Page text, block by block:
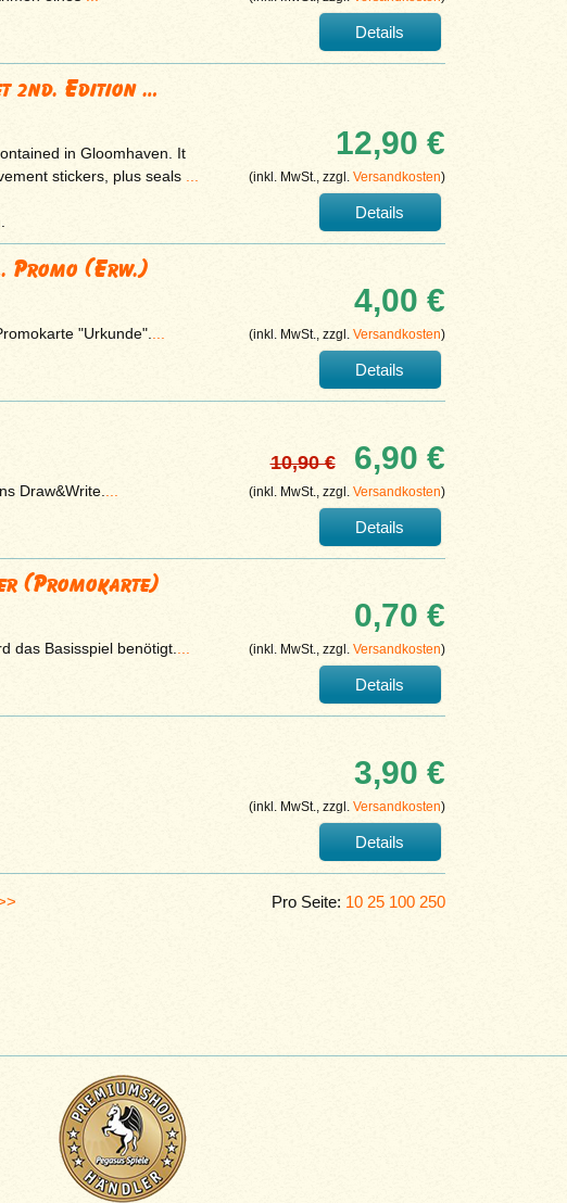
Details
2nd. Edition …
in Gloomhaven. It
stickers, plus seals
12,90 €
(inkl. MwSt., zzgl. Versandkosten)
Details
Promo (Erw.)
"Urkunde".
4,00 €
(inkl. MwSt., zzgl. Versandkosten)
Details
Draw&Write.
10,90 € 6,90 €
(inkl. MwSt., zzgl. Versandkosten)
Details
(Promokarte)
das Basisspiel benötigt.
0,70 €
(inkl. MwSt., zzgl. Versandkosten)
Details
3,90 €
(inkl. MwSt., zzgl. Versandkosten)
Details
Pro Seite: 10 25 100 250